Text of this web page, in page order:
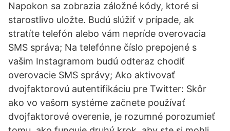
Napokon sa zobrazia záložné kódy, ktoré si
starostlivo uložte. Budú slúžiť v prípade, ak
stratíte telefón alebo vám nepríde overovacia
SMS správa; Na telefónne číslo prepojené s
vašim Instagramom budú odteraz chodiť
overovacie SMS správy; Ako aktivovať
dvojfaktorovú autentifikáciu pre Twitter: Skôr
ako vo vašom systéme začnete používať
dvojfaktorové overenie, je rozumné porozumieť